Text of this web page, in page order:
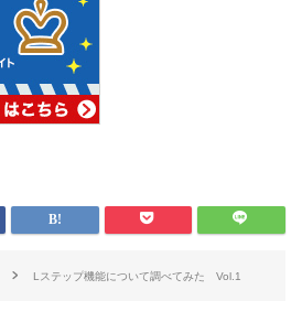
Lステップ機能について調べてみた Vol.1